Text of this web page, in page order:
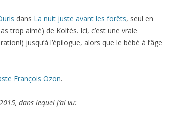
dans La nuit juste avant les forêts, seul en
trop aimé) de Koltès. Ici, c’est une vraie
jusqu’à l’épilogue, alors que le bébé à l’âge
François Ozon.
dans lequel j’ai vu: